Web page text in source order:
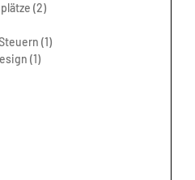
(2)
(1)
(1)